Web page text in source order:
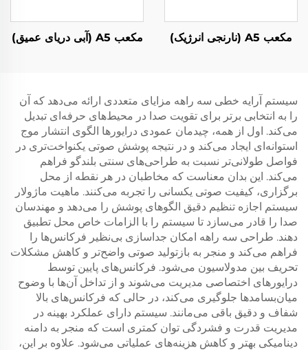
مکعب A5 (نارنجی انرژیک) مکعب A5 (آبی دریای عمیق)
سیستم آرایه خطی سه راهه مزایای متعددی ارائه می‌دهد که آن
را به انتخابی برتر برای تقویت صدا در محیط‌های حرفه‌ای تبدیل
می‌کند. اول از همه، چیدمان عمودی درایورها الگوی انتشار موج
استوانه‌ای ایجاد می‌کند و در نتیجه پوشش صوتی یکنواخت‌تری در
فواصل طولانی‌تر نسبت به طراحی‌های سنتی بلندگو فراهم
می‌کند. این بدان معناست که مخاطبان در هر نقطه از محل
برگزاری، کیفیت صوتی یکسانی را تجربه می‌کنند. ماهیت ماژولار
سیستم اجازه تنظیم دقیق الگوهای پوشش را می‌دهد و مهندسان
صدا را قادر می‌سازد تا سیستم را با الزامات خاص محل تطبیق
دهند. طراحی سه راهه امکان جداسازی بی‌نظیر فرکانس‌ها را
فراهم می‌کند و منجر به بازتولید صوتی واضح‌تر و کاهش مشکلات
تحریف بین مدولا‌سیون می‌شود. فرکانس‌های پایین توسط
درایورهای اختصاصی مدیریت می‌شوند و از تداخل آن‌ها با وضوح
میان‌بسامدها جلوگیری می‌کند، در حالی که فرکانس‌های بالا
شفاف و دقیق باقی می‌مانند. سیستم دارای عملکرد بهینه در
مدیریت قدرت و فشردگی توان کمتری است که منجر به دامنه
دینامیکی بهتر و کاهش هزینه‌های عملیاتی می‌شود. علاوه بر این،